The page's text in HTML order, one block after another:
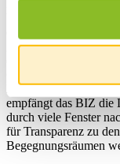
Mittags- und
Vereine finden Platz
gestalterische
die an
Fahrradständern
empfängt das BIZ die
durch viele Fenster
für Transparenz zu
Begegnungsräumen